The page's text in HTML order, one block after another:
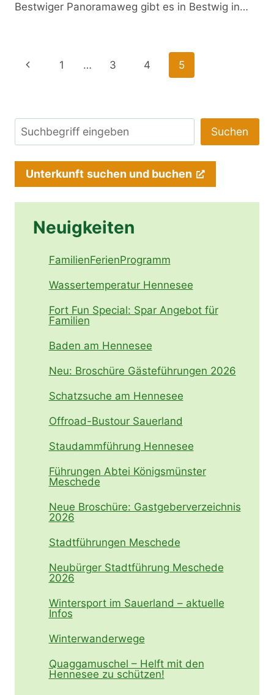
Bestwiger Panoramaweg gibt es in Bestwig in…
Seitennavigation
Vorherige
1 … 3 4 5
Suchen Suchen
Unterkunft suchen und buchen
Neuigkeiten
FamilienFerienProgramm
Wassertemperatur Hennesee
Fort Fun Special: Spar Angebot für
Familien
Baden am Hennesee
Neu: Broschüre Gästeführungen 2026
Schatzsuche am Hennesee
Offroad-Bustour Sauerland
Staudammführung Hennesee
Führungen Abtei Königsmünster
Meschede
Neue Broschüre: Gastgeberverzeichnis
2026
Stadtführungen Meschede
Neubürger Stadtführung Meschede
2026
Wintersport im Sauerland – aktuelle
Infos
Winterwanderwege
Quaggamuschel – Helft mit den
Hennesee zu schützen!